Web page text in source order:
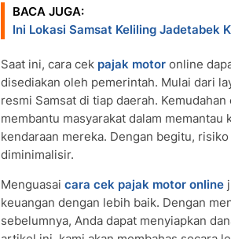
BACA JUGA:
Ini Lokasi Samsat Keliling Jadetabek
Saat ini, cara cek pajak motor online
disediakan oleh pemerintah. Mulai dari
resmi Samsat di tiap daerah.
membantu masyarakat dalam
kendaraan mereka. Dengan begitu,
diminimalisir.
Menguasai cara cek pajak motor online
keuangan dengan lebih baik. Dengan
sebelumnya, Anda dapat menyiapkan